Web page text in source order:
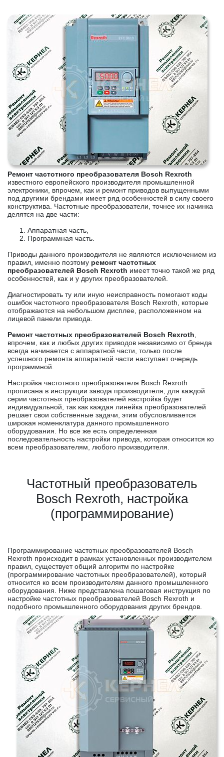
Ремонт частотного преобразователя Bosch Rexroth
известного европейского производителя промышленной
электроники, впрочем, как и ремонт приводов выпущенными
под другими брендами имеет ряд особенностей в силу своего
конструктива. Частотные преобразователи, точнее их начинка
делятся на две части:
Аппаратная часть,
Программная часть.
Приводы данного производителя не являются исключением из
правил, именно поэтому ремонт частотных
преобразователей Bosch Rexroth имеет точно такой же ряд
особенностей, как и у других преобразователей.
Диагностировать ту или иную неисправность помогают коды
ошибок частотного преобразователя Bosch Rexroth, которые
отображаются на небольшом дисплее, расположенном на
лицевой панели привода.
Ремонт частотных преобразователей Bosch Rexroth
впрочем, как и любых других приводов независимо от бренда
всегда начинается с аппаратной части, только после
успешного ремонта аппаратной части наступает очередь
программной.
Настройка частотного преобразователя Bosch Rexroth
прописана в инструкции завода производителя, для каждой
серии частотных преобразователей настройка будет
индивидуальной, так как каждая линейка преобразователей
решает свои собственные задачи, этим обусловливается
широкая номенклатура данного промышленного
оборудования. Но все же есть определенная
последовательность настройки привода, которая относится ко
всем преобразователям, любого производителя.
Частотный преобразователь
Bosch Rexroth, настройка
(программирование)
Программирование частотных преобразователей Bosch
Rexroth происходит в рамках установленных производителем
правил, существует общий алгоритм по настройке
(программирование частотных преобразователей), который
относится ко всем производителям данного промышленного
оборудования. Ниже представлена пошаговая инструкция по
настройке частотных преобразователей Bosch Rexroth и
подобного промышленного оборудования других брендов.